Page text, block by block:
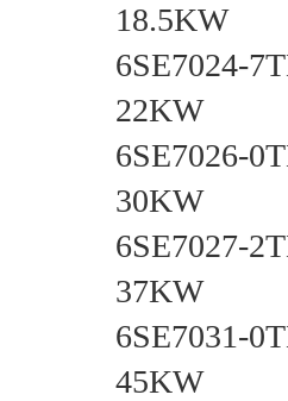
18.5KW
6SE7024-
22KW
6SE7026-
30KW
6SE7027-
37KW
6SE7031-
45KW